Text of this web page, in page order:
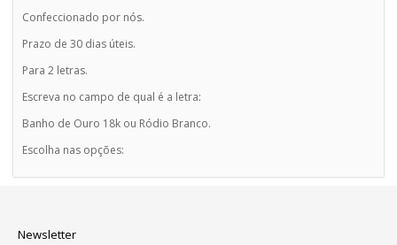
Confeccionado por nós.
Prazo de 30 dias úteis.
Para 2 letras.
Escreva no campo de qual é a letra:
Banho de Ouro 18k ou Ródio Branco.
Escolha nas opções:
Newsletter